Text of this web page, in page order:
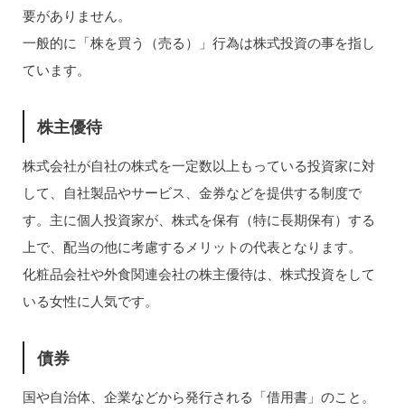
要がありません。
一般的に「株を買う（売る）」行為は株式投資の事を指し
ています。
株主優待
株式会社が自社の株式を一定数以上もっている投資家に対
して、自社製品やサービス、金券などを提供する制度で
す。主に個人投資家が、株式を保有（特に長期保有）する
上で、配当の他に考慮するメリットの代表となります。
化粧品会社や外食関連会社の株主優待は、株式投資をして
いる女性に人気です。
債券
国や自治体、企業などから発行される「借用書」のこと。